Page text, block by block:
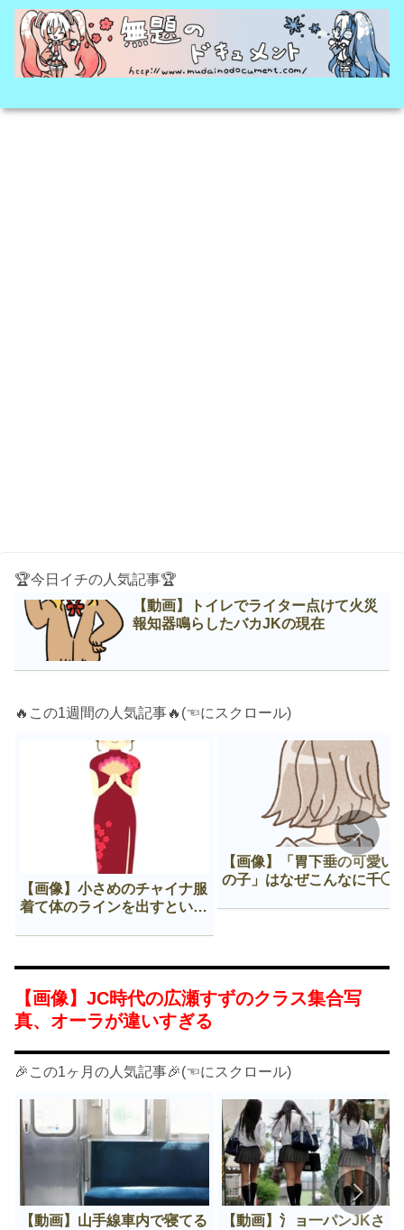
🏆今日イチの人気記事🏆
【動画】トイレでライター点けて火災
報知器鳴らしたバカJKの現在
🔥この1週間の人気記事🔥(☜にスクロール)
【画像】小さめのチャイナ服
着て体のラインを出すという
【画像】「胃下垂の可愛い
の子」はなぜこんなに千◯
【画像】JC時代の広瀬すずのクラス集合写
真、オーラが違いすぎる
🎉この1ヶ月の人気記事🎉(☜にスクロール)
【動画】山手線車内で寝てる
【動画】氵ョ一パンJKさ